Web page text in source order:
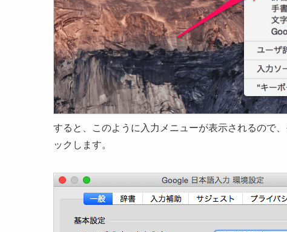
すると、このように入力メニューが表示されるので
ックします。